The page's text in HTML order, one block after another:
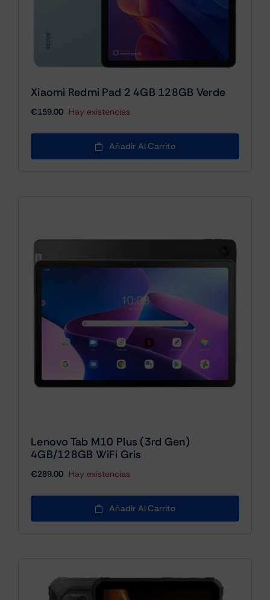
Xiaomi Redmi Pad 2 4GB 128GB Verde
€159.00 Hay existencias
Añadir Al Carrito
Lenovo Tab M10 Plus (3rd Gen)
4GB/128GB WiFi Gris
€289.00 Hay existencias
Añadir Al Carrito